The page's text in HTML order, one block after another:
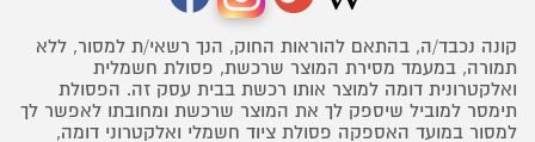
קונה נכבד/ה, בהתאם להוראות החוק, הנך רשאי/ת למסור, ללא
תמורה, במעמד מסירת המוצר שרכשת, פסולת חשמלית
ואלקטרונית דומה למוצר אותו רכשת בבית עסק זה. הפסולת
תימסר למוביל שיספק לך את המוצר שרכשת ומחובתו לאפשר לך
למסור במועד האספקה פסולת ציוד חשמלי ואלקטרוני דומה,